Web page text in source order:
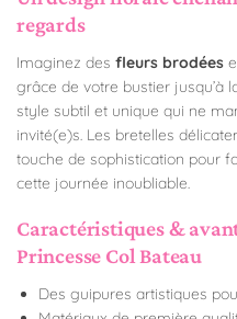
regards
Imaginez des fleurs brodées
grâce de votre bustier jusqu’à
style subtil et unique qui ne
invité(e)s. Les bretelles
touche de sophistication pour
cette journée inoubliable.
Caractéristiques &
Princesse Col Bateau
Des guipures artistiques